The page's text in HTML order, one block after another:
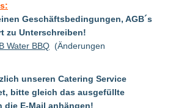
Geschäftsbedingungen, AGB´s
zu Unterschreiben!
Water BBQ (Änderungen
unseren Catering Service
bitte gleich das ausgefüllte
die E-Mail anhängen!